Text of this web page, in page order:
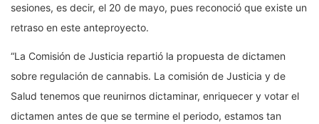
sesiones, es decir, el 20 de mayo, pues reconoció que existe un
retraso en este anteproyecto.
“La Comisión de Justicia repartió la propuesta de dictamen
sobre regulación de cannabis. La comisión de Justicia y de
Salud tenemos que reunirnos dictaminar, enriquecer y votar el
dictamen antes de que se termine el periodo, estamos tan